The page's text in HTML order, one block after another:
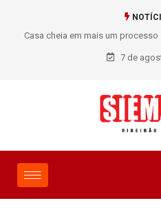
Casa cheia em mais um
7 de